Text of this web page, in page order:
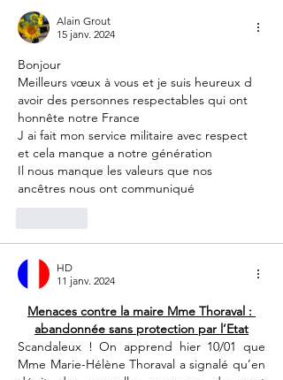
Alain Grout
15 janv. 2024
Bonjour
Meilleurs vœux à vous et je suis heureux d
avoir des personnes respectables qui ont
honnête notre France
J ai fait mon service militaire avec respect
et cela manque a notre génération
Il nous manque les valeurs que nos
ancêtres nous ont communiqué
HD
11 janv. 2024
Menaces contre la maire Mme Thoraval :
abandonnée sans protection par l’Etat
Scandaleux ! On apprend hier 10/01 que
Mme Marie-Hélène Thoraval a signalé qu’en